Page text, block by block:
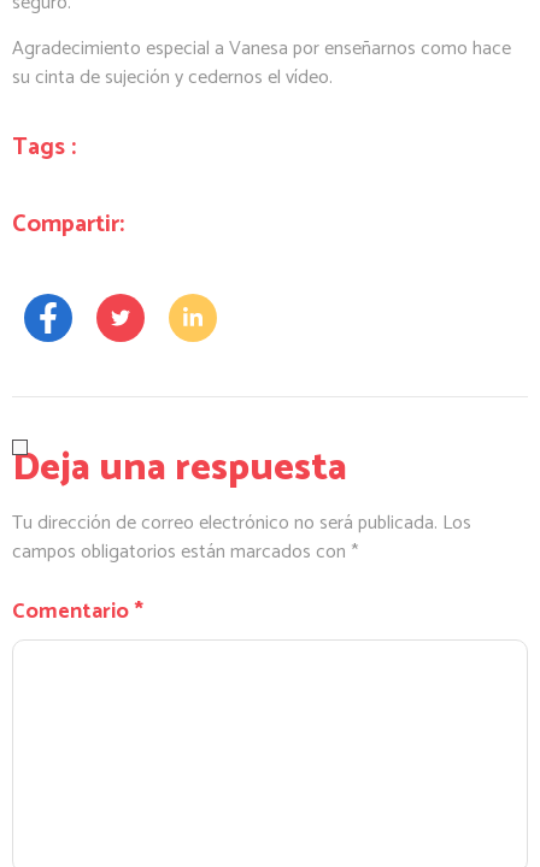
Agradecimiento especial a Vanesa por enseñarnos como hace
su cinta de sujeción y cedernos el vídeo.
Tags :
Compartir:
Deja una respuesta
Tu dirección de correo electrónico no será publicada. Los
campos obligatorios están marcados con *
Comentario*